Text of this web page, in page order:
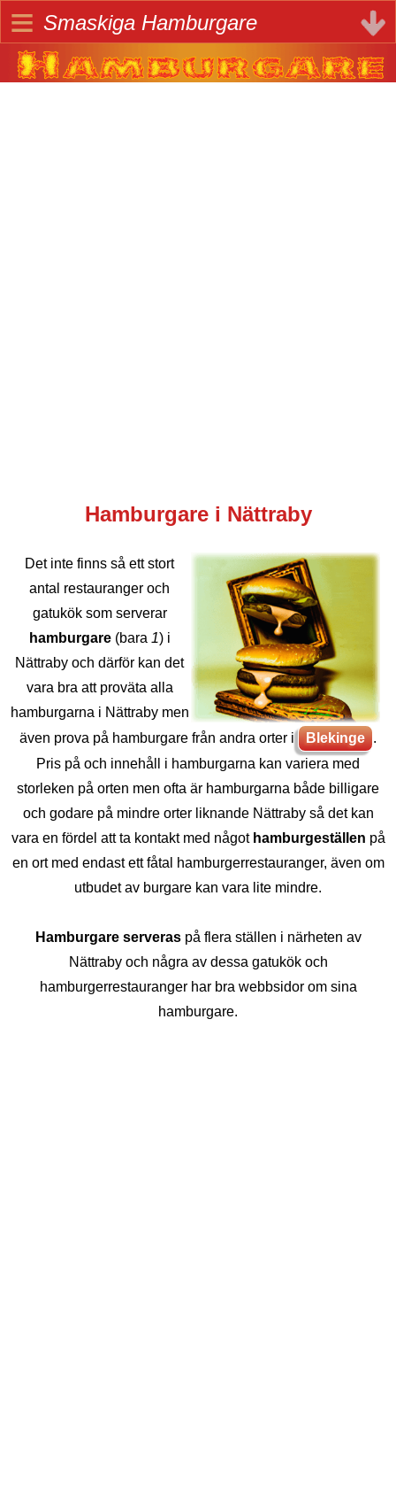
Smaskiga Hamburgare
≡
Hamburgare i Nättraby
Det inte finns så ett stort
antal restauranger och
gatukök som serverar
hamburgare(bara 1) i
Nättraby och därför kan det
vara bra att proväta alla
hamburgarna i Nättraby men
även prova på hamburgare från andra orter i
Blekinge .
Pris på och innehåll i hamburgarna kan variera med
storleken på orten men ofta är hamburgarna både billigare
och godare på mindre orter liknande Nättraby så det kan
vara en fördel att ta kontakt med något hamburgeställen på
en ort med endast ett fåtal hamburgerrestauranger, även om
utbudet av burgare kan vara lite mindre.
Hamburgare serveraspå flera ställen i närheten av
Nättraby och några av dessa gatukök och
hamburgerrestauranger har bra webbsidor om sina
hamburgare.